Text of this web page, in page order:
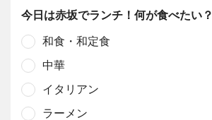
今日は赤坂でランチ！何が食べたい？
和食・和定食
中華
イタリアン
ラーメン